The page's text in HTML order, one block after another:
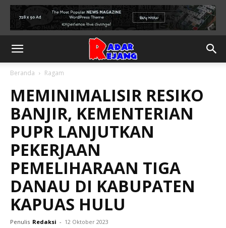
Beranda Ragam
MEMINIMALISIR RESIKO
BANJIR, KEMENTERIAN
PUPR LANJUTKAN
PEKERJAAN
PEMELIHARAAN TIGA
DANAU DI KABUPATEN
KAPUAS HULU
Penulis Redaksi - 12 Oktober 2023